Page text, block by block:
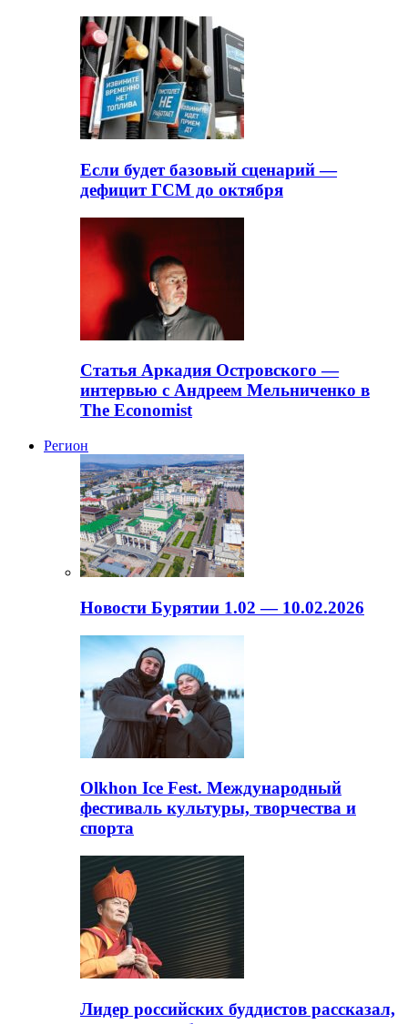
Если будет базовый сценарий —
дефицит ГСМ до октября
Статья Аркадия Островского —
интервью с Андреем Мельниченко в
The Economist
Регион
Новости Бурятии 1.02 — 10.02.2026
Olkhon Ice Fest. Международный
фестиваль культуры, творчества и
спорта
Лидер российских буддистов рассказал,